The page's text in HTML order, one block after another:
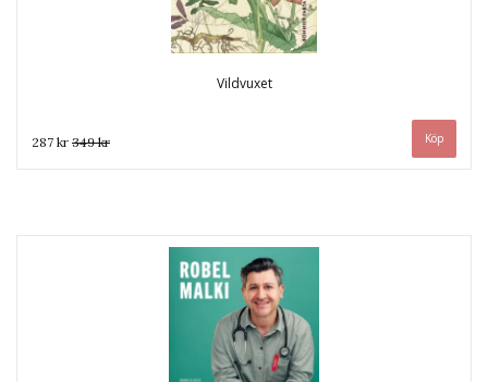
Vildvuxet
287 kr 349 kr